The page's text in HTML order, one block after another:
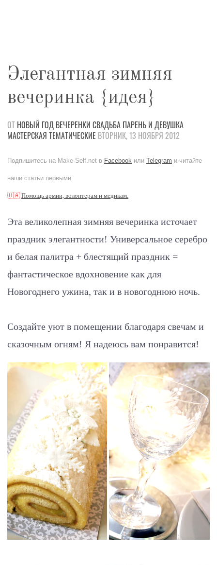
Элегантная зимняя
вечеринка {идея}
ОТ НОВЫЙ ГОД ВЕЧЕРЕНКИ СВАДЬБА ПАРЕНЬ И ДЕВУШКА
МАСТЕРСКАЯ ТЕМАТИЧЕСКИЕ ВТОРНИК, 13 НОЯБРЯ 2012
Подпишитесь на Make-Self.net в Facebook или Telegram и читайте
наши статьи первыми.
🇺🇦Помощь армии, волонтерам и медикам.
Эта великолепная зимняя вечеринка источает
праздник элегантности! Универсальное серебро
и белая палитра + блестящий праздник =
фантастическое вдохновение как для
Новогоднего ужина, так и в новогоднюю ночь.
Создайте уют в помещении благодаря свечам и
сказочным огням! Я надеюсь вам понравится!